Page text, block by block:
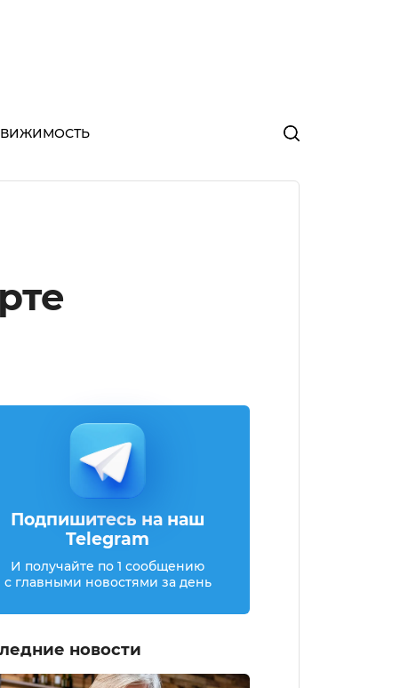
Подпишитесь на наш
Telegram
И получайте по 1 сообщению
с главными новостями за день
новости